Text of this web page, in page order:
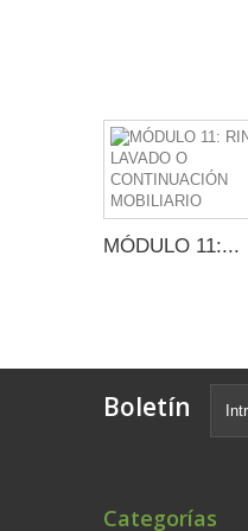
MÓDULO 11:...
Boletín
Categorías